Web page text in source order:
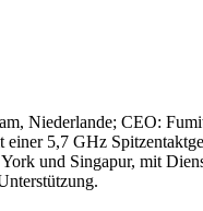
Niederlande; CEO:
5,7 GHz
und Singapur, mit